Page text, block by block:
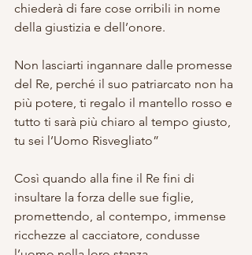
chiederà di fare cose orribili in nome
della giustizia e dell’onore.
Non lasciarti ingannare dalle promesse
del Re, perché il suo patriarcato non ha
più potere, ti regalo il mantello rosso e
tutto ti sarà più chiaro al tempo giusto,
tu sei l’Uomo Risvegliato”
Così quando alla fine il Re fini di
insultare la forza delle sue figlie,
promettendo, al contempo, immense
ricchezze al cacciatore, condusse